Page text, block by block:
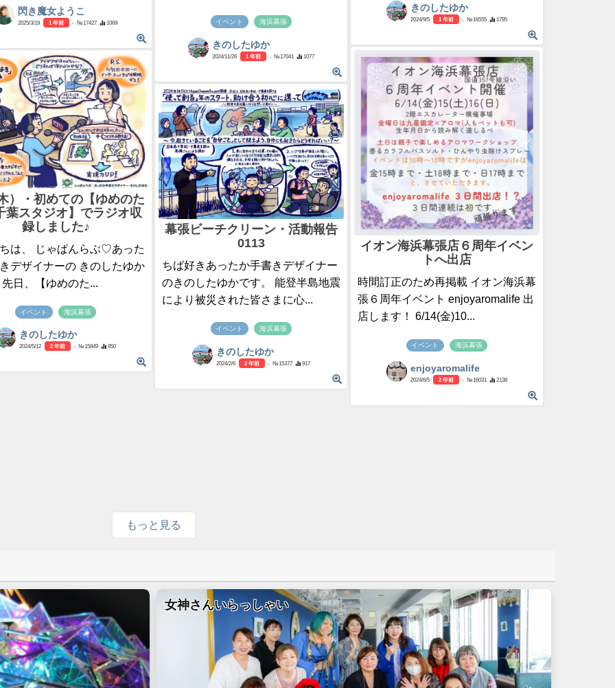
閃き魔女ようこ
2025/3/19 1 年前 - №17427 1069 イベント 海浜幕張
きのしたゆか
2024/11/26 1 年前 - №17041 1077
きのしたゆか
2024/9/5 1 年前 - №16555 1795
イオン海浜幕張店６周年イベン
トへ出店
時間訂正のため再掲載 イオン海浜幕
張６周年イベント enjoyaromalife 出
店します！ 6/14(金)10...
イベント 海浜幕張
enjoyaromalife
2024/6/5 2 年前 - №16031 2138
）・初めての【ゆめのた
葉スタジオ】でラジオ収
録しました♪
は、 じゃぱんらぶ♡あった
デザイナーの きのしたゆか
日、【ゆめのた...
イベント 海浜幕張
きのしたゆか
2024/5/12 2 年前 - №15849 950
幕張ビーチクリーン・活動報告
0113
ちば好きあったか手書きデザイナー
のきのしたゆかです。 能登半島地震
により被災された皆さまに心...
イベント 海浜幕張
きのしたゆか
2024/2/6 2 年前 - №15377 917
もっと見る
女神さんいらっしゃい